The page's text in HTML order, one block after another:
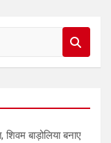
शिवम बाड़ोलिया बनाए